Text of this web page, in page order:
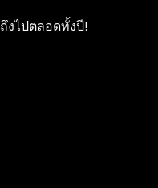
งไปตลอดทั้งปี!